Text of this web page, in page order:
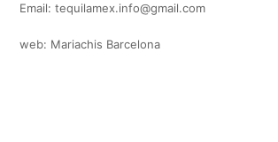
Email: tequilamex.info@gmail.com
web: Mariachis Barcelona